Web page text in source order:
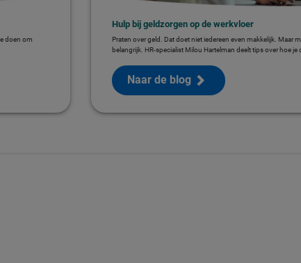
doen om
Hulp bij geldzorgen op de werkvloer
Praten over geld. Dat doet niet iedereen even makkelijk. Maar
belangrijk. HR-specialist Milou Hartelman deelt tips over hoe je
Naar de blog